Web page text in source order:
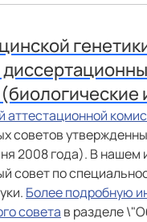
аттестационной
советов
2008 года). В нашем
совет по
Более подробную
совета в разделе